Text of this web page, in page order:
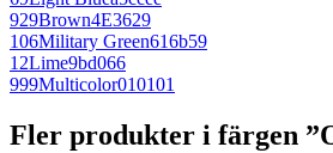
929Brown4E3629
106Military Green616b59
12Lime9bd066
999Multicolor010101
Fler produkter i färgen